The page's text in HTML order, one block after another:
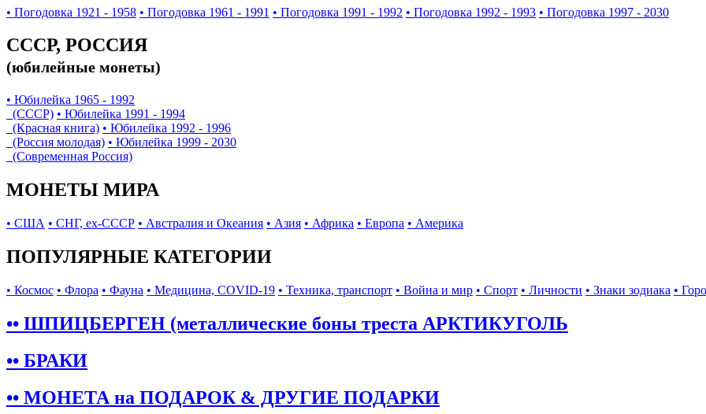
• Погодовка 1921 - 1958 • Погодовка 1961 - 1991 • Погодовка 1991 - 1992 • Погодовка 1992 - 1993 • Погодовка 1997 - 2030
СССР, РОССИЯ
(юбилейные монеты)
• Юбилейка 1965 - 1992
(СССР) • Юбилейка 1991 - 1994
(Красная книга) • Юбилейка 1992 - 1996
(Россия молодая) • Юбилейка 1999 - 2030
(Современная Россия)
МОНЕТЫ МИРА
• США • СНГ, ex-СССР • Австралия и Океания • Азия • Африка • Европа • Америка
ПОПУЛЯРНЫЕ КАТЕГОРИИ
• Космос • Флора • Фауна • Медицина, COVID-19 • Техника, транспорт • Война и мир • Спорт • Личности • Знаки зодиака •
•• ШПИЦБЕРГЕН (металлические боны треста АРКТИКУГОЛЬ
•• БРАКИ
•• МОНЕТА на ПОДАРОК & ДРУГИЕ ПОДАРКИ